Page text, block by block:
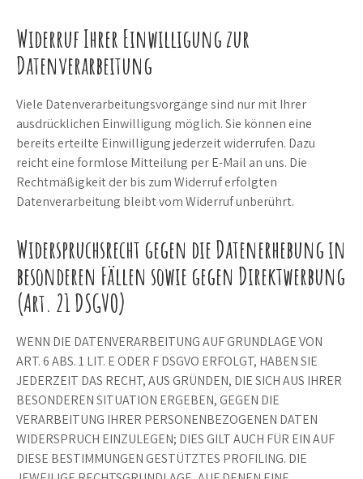
Widerruf Ihrer Einwilligung zur
Datenverarbeitung
Viele Datenverarbeitungsvorgänge sind nur mit Ihrer
ausdrücklichen Einwilligung möglich. Sie können eine
bereits erteilte Einwilligung jederzeit widerrufen. Dazu
reicht eine formlose Mitteilung per E-Mail an uns. Die
Rechtmäßigkeit der bis zum Widerruf erfolgten
Datenverarbeitung bleibt vom Widerruf unberührt.
Widerspruchsrecht gegen die Datenerhebung in
besonderen Fällen sowie gegen Direktwerbung
(Art. 21 DSGVO)
WENN DIE DATENVERARBEITUNG AUF GRUNDLAGE VON
ART. 6 ABS. 1 LIT. E ODER F DSGVO ERFOLGT, HABEN SIE
JEDERZEIT DAS RECHT, AUS GRÜNDEN, DIE SICH AUS IHRER
BESONDEREN SITUATION ERGEBEN, GEGEN DIE
VERARBEITUNG IHRER PERSONENBEZOGENEN DATEN
WIDERSPRUCH EINZULEGEN; DIES GILT AUCH FÜR EIN AUF
DIESE BESTIMMUNGEN GESTÜTZTES PROFILING. DIE